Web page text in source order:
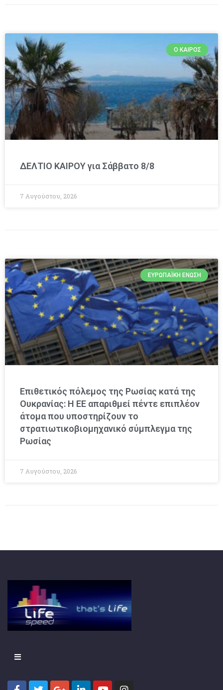
Ο ΚΑΙΡΌΣ
ΔΕΛΤΙΟ ΚΑΙΡΟΥ για Σάββατο 8/8
7 Αυγούστου, 2026
ΕΥΡΩΠΑΪΚΉ ΈΝΩΣΗ
Επιθετικός πόλεμος της Ρωσίας κατά της
Ουκρανίας: Η ΕΕ απαριθμεί πέντε επιπλέον
άτομα που υποστηρίζουν το
στρατιωτικοβιομηχανικό σύμπλεγμα της
Ρωσίας
7 Αυγούστου, 2026